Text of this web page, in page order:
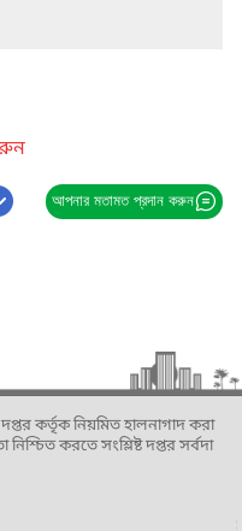
আপনার মতামত প্রদান করুন
কর্তৃক নিয়মিত হালনাগাদ করা
করতে সংশ্লিষ্ট দপ্তর সর্বদা